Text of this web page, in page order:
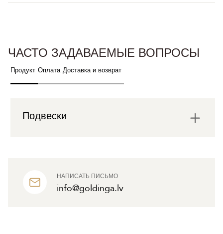
НАПИСАТЬ ПИСЬМО
info@goldinga.lv
ЧАСТО ЗАДАВАЕМЫЕ ВОПРОСЫ
Продукт Оплата Доставка и возврат
Подвески